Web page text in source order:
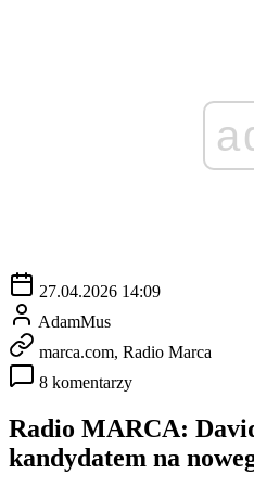
27.04.2026 14:09
AdamMus
marca.com, Radio Marca
8 komentarzy
Radio MARCA:
kandydatem na